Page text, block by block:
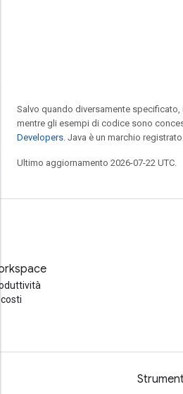
Salvo quando diversamente
mentre gli esempi di codice sono
Developers. Java è un marchio
Ultimo aggiornamento 2026-07-22 UTC.
costi